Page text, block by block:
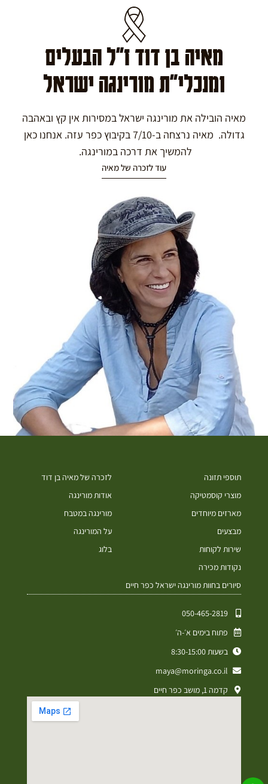
מאיה בן דוד ז"ל הבעלים
ומנכלי"ת מורינגה ישראל
מאיה הובילה את מורינגה ישראל במסירות אין קץ ובאהבה
גדולה. מאיה נרצחה ב-7/10 בקיבוץ כפר עזה. אנחנו כאן
להמשיך את דרכה במורינגה.
עוד לזכרה של מאיה
תוספי תזונה
מוצרי קוסמטיקה
מארזים מיוחדים
מבצעים
שירות לקוחות
נקודות מכירה
סיורים בחוות מורינגה ישראל כפר חיים
לזכרה של מאיה בן דוד
אודות מורינגה
מורינגה במטבח
על המורינגה
בלוג
050-465-2819⁩
פתוח בימים א׳-ה׳
בשעות 8:30-15:00
maya@moringa.co.il
קדמה 1, מושב כפר חיים